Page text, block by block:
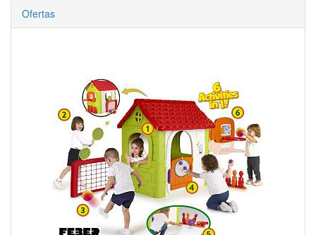
Ofertas